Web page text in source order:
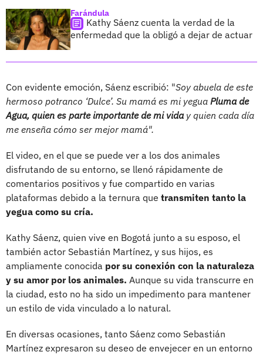
Farándula
Kathy Sáenz cuenta la verdad de la
enfermedad que la obligó a dejar de actuar
Con evidente emoción, Sáenz escribió: "Soy abuela de este
hermoso potranco ‘Dulce’. Su mamá es mi yegua Pluma de
Agua, quien es parte importante de mi viday quien cada día
me enseña cómo ser mejor mamá".
El video, en el que se puede ver a los dos animales
disfrutando de su entorno, se llenó rápidamente de
comentarios positivos y fue compartido en varias
plataformas debido a la ternura que transmiten tanto la
yegua como su cría.
Kathy Sáenz, quien vive en Bogotá junto a su esposo, el
también actor Sebastián Martínez, y sus hijos, es
ampliamente conocida por su conexión con la naturaleza
y su amor por los animales. Aunque su vida transcurre en
la ciudad, esto no ha sido un impedimento para mantener
un estilo de vida vinculado a lo natural.
En diversas ocasiones, tanto Sáenz como Sebastián
Martínez expresaron su deseo de envejecer en un entorno